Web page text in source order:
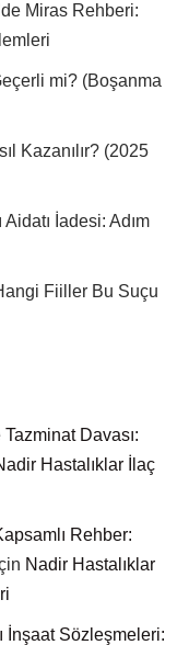
Miras Rehberi:
mi? (Boşanma
Kazanılır? (2025
Aidatı İadesi: Adım
Fiiller Bu Suçu
Davası:
Hastalıklar İlaç
Rehber:
Nadir Hastalıklar
İnşaat Sözleşmeleri: